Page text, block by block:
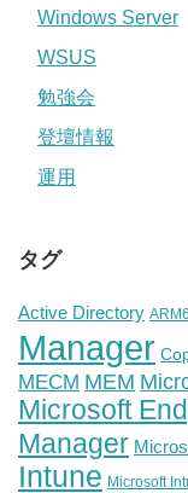
Windows Server
WSUS
勉強会
登壇情報
運用
タグ
Active Directory
Manager
MECM MEM
Microsoft
Manager
Intune Microsoft